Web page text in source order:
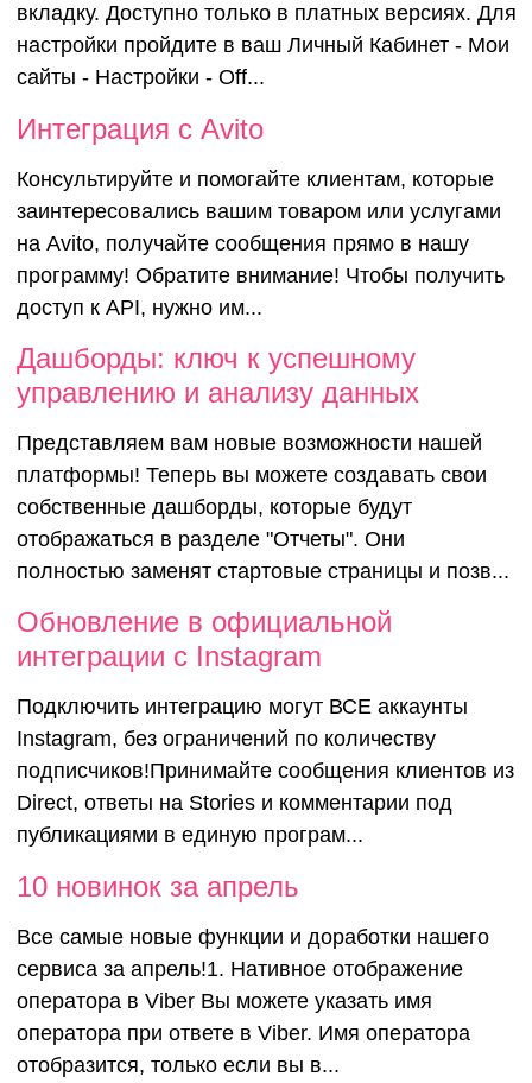
вкладку. Доступно только в платных версиях. Для
настройки пройдите в ваш Личный Кабинет - Мои
сайты - Настройки - Off...
Интеграция с Avito
Консультируйте и помогайте клиентам, которые
заинтересовались вашим товаром или услугами
на Avito, получайте сообщения прямо в нашу
программу! Обратите внимание! Чтобы получить
доступ к API, нужно им...
Дашборды: ключ к успешному
управлению и анализу данных
Представляем вам новые возможности нашей
платформы! Теперь вы можете создавать свои
собственные дашборды, которые будут
отображаться в разделе "Отчеты". Они
полностью заменят стартовые страницы и позв...
интеграции
Instagram
Обновление в официальной
интеграции c Instagram
Подключить интеграцию могут ВСЕ аккаунты
Instagram, без ограничений по количеству
подписчиков!Принимайте сообщения клиентов из
Direct, ответы на Stories и комментарии под
публикациями в единую програм...
10 новинок за апрель
Все самые новые функции и доработки нашего
сервиса за апрель!1. Нативное отображение
оператора в Viber Вы можете указать имя
оператора при ответе в Viber. Имя оператора
отобразится, только если вы в...